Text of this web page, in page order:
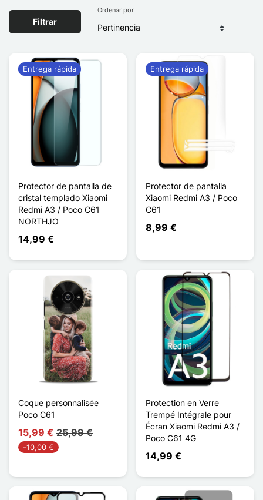
Filtrar
Ordenar por
Protector de pantalla de
cristal templado Xiaomi
Redmi A3 / Poco C61
NORTHJO
14,99 €
Entrega rápida
Protector de pantalla
Xiaomi Redmi A3 / Poco
C61
8,99 €
Entrega rápida
Coque personnalisée
Poco C61
15,99 € 25,99 €
-10,00 €
Protection en Verre
Trempé Intégrale pour
Écran Xiaomi Redmi A3 /
Poco C61 4G
14,99 €